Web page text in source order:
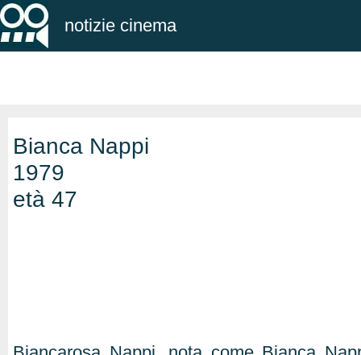
notizie cinema
Bianca Nappi
1979
età 47